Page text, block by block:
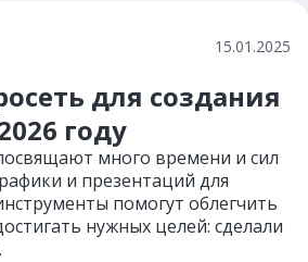
15.01.2025
для создания
году
много времени и сил
и презентаций для
помогут облегчить
нужных целей: сделали